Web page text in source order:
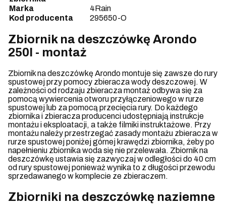
Marka
4Rain
Kod producenta
295650-O
Zbiornik na deszczówkę Arondo
250l - montaż
Zbiornik na deszczówkę Arondo montuje się zawsze do rury
spustowej przy pomocy zbieracza wody deszczowej. W
zależności od rodzaju zbieracza montaż odbywa się za
pomocą wywiercenia otworu przyłączeniowego w rurze
spustowej lub za pomocą przecięcia rury. Do każdego
zbiornika i zbieracza producenci udostępniają instrukcje
montażu i eksploatacji, a także filmiki instruktażowe. Przy
montażu należy przestrzegać zasady montażu zbieracza w
rurze spustowej poniżej górnej krawędzi zbiornika, żeby po
napełnieniu zbiornika woda się nie przelewała. Zbiornik na
deszczówkę ustawia się zazwyczaj w odległości do 40 cm
od rury spustowej ponieważ wynika to z długości przewodu
sprzedawanego w komplecie ze zbieraczem.
Zbiorniki na deszczówkę naziemne